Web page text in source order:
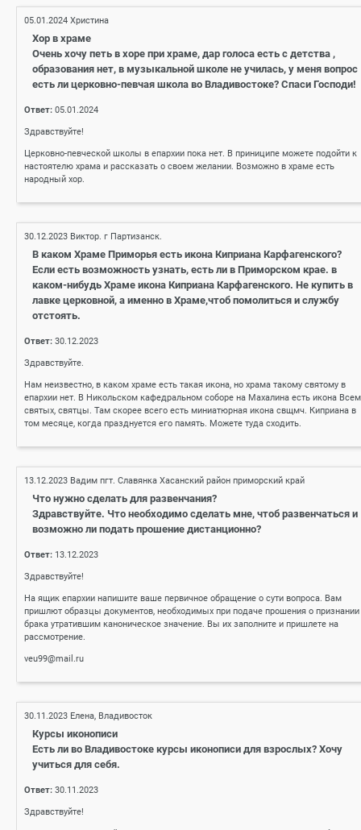
05.01.2024 Христина
Хор в храме
Очень хочу петь в хоре при храме, дар голоса есть с детства ,
образования нет, в музыкальной школе не училась, у меня вопрос
есть ли церковно-певчая школа во Владивостоке? Спаси Господи!
Ответ: 05.01.2024
Здравствуйте!
Церковно-певческой школы в епархии пока нет. В приниципе можете подойти к
настоятелю храма и рассказать о своем желании. Возможно в храме есть
народный хор.
30.12.2023 Виктор. г Партизанск.
В каком Храме Приморья есть икона Киприана Карфагенского?
Если есть возможность узнать, есть ли в Приморском крае. в
каком-нибудь Храме икона Киприана Карфагенского. Не купить в
лавке церковной, а именно в Храме,чтоб помолиться и службу
отстоять.
Ответ: 30.12.2023
Здравствуйте.
Нам неизвестно, в каком храме есть такая икона, но храма такому святому в
епархии нет. В Никольском кафедральном соборе на Махалина есть икона Всем
святых, святцы. Там скорее всего есть миниатюрная икона свщмч. Киприана в
том месяце, когда празднуется его память. Можете туда сходить.
13.12.2023 Вадим пгт. Славянка Хасанский район приморский край
Что нужно сделать для развенчания?
Здравствуйте. Что необходимо сделать мне, чтоб развенчаться и
возможно ли подать прошение дистанционно?
Ответ: 13.12.2023
Здравствуйте!
На ящик епархии напишите ваше первичное обращение о сути вопроса. Вам
пришлют образцы документов, необходимых при подаче прошения о признании
брака утратившим каноническое значение. Вы их заполните и пришлете на
рассмотрение.
veu99@mail.ru
30.11.2023 Елена, Владивосток
Курсы иконописи
Есть ли во Владивостоке курсы иконописи для взрослых? Хочу
учиться для себя.
Ответ: 30.11.2023
Здравствуйте!